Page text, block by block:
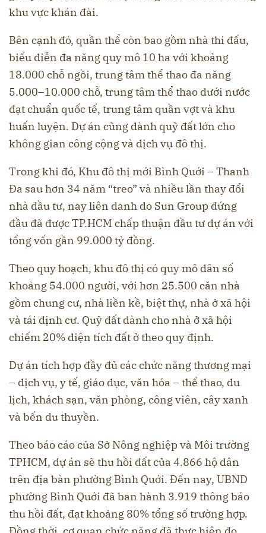
khu vực khán đài.
Bên cạnh đó, quần thể còn bao gồm nhà thi đấu,
biểu diễn đa năng quy mô 10 ha với khoảng
18.000 chỗ ngồi, trung tâm thể thao đa năng
5.000–10.000 chỗ, trung tâm thể thao dưới nước
đạt chuẩn quốc tế, trung tâm quần vợt và khu
huấn luyện. Dự án cũng dành quỹ đất lớn cho
không gian công cộng và dịch vụ đô thị.
Trong khi đó, Khu đô thị mới Bình Quới – Thanh
Đa sau hơn 34 năm “treo” và nhiều lần thay đổi
nhà đầu tư, nay liên danh do Sun Group đứng
đầu đã được TP.HCM chấp thuận đầu tư dự án với
tổng vốn gần 99.000 tỷ đồng.
Theo quy hoạch, khu đô thị có quy mô dân số
khoảng 54.000 người, với hơn 25.500 căn nhà
gồm chung cư, nhà liền kề, biệt thự, nhà ở xã hội
và tái định cư. Quỹ đất dành cho nhà ở xã hội
chiếm 20% diện tích đất ở theo quy định.
Dự án tích hợp đầy đủ các chức năng thương mại
– dịch vụ, y tế, giáo dục, văn hóa – thể thao, du
lịch, khách sạn, văn phòng, công viên, cây xanh
và bến du thuyền.
Theo báo cáo của Sở Nông nghiệp và Môi trường
TPHCM, dự án sẽ thu hồi đất của 4.866 hộ dân
trên địa bàn phường Bình Quới. Đến nay, UBND
phường Bình Quới đã ban hành 3.919 thông báo
thu hồi đất, đạt khoảng 80% tổng số trường hợp.